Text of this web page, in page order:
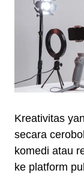
Kreativitas
secara
komedi atau
ke platform